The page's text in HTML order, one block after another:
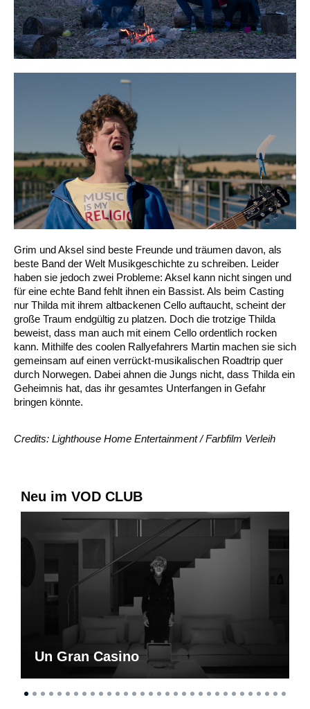
Grim und Aksel sind beste Freunde und träumen davon, als
beste Band der Welt Musikgeschichte zu schreiben. Leider
haben sie jedoch zwei Probleme: Aksel kann nicht singen und
für eine echte Band fehlt ihnen ein Bassist. Als beim Casting
nur Thilda mit ihrem altbackenen Cello auftaucht, scheint der
große Traum endgültig zu platzen. Doch die trotzige Thilda
beweist, dass man auch mit einem Cello ordentlich rocken
kann. Mithilfe des coolen Rallyefahrers Martin machen sie sich
gemeinsam auf einen verrückt-musikalischen Roadtrip quer
durch Norwegen. Dabei ahnen die Jungs nicht, dass Thilda ein
Geheimnis hat, das ihr gesamtes Unterfangen in Gefahr
bringen könnte.
Credits: Lighthouse Home Entertainment / Farbfilm Verleih
Neu im VOD CLUB
Un Gran Casino